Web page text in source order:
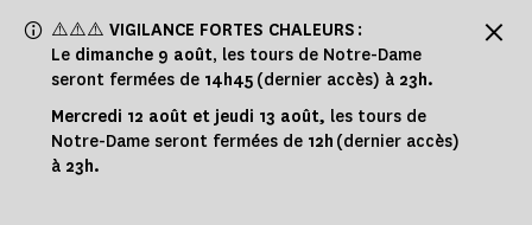
⚠️⚠️⚠️ VIGILANCE FORTES CHALEURS :
Le dimanche 9 août, les tours de Notre-Dame
seront fermées de 14h45 (dernier accès) à 23h.
Mercredi 12 août et jeudi 13 août, les tours de
Notre-Dame seront fermées de 12h (dernier accès)
à 23h.